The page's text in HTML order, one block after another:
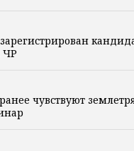
ЧР
чувствуют